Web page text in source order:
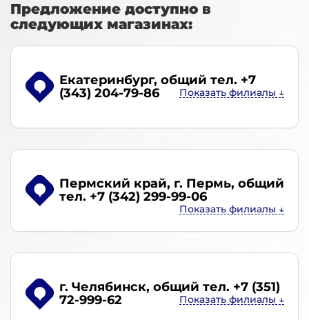
Предложение доступно в
следующих магазинах:
Екатеринбург, общий тел. +7
(343) 204-79-86
Пермский край, г. Пермь, общий
тел. +7 (342) 299-99-06
г. Челябинск, общий тел. +7 (351)
72-999-62